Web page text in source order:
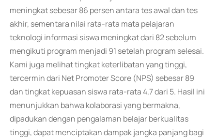
meningkat sebesar 86 persen antara tes awal dan tes
akhir, sementara nilai rata-rata mata pelajaran
teknologi informasi siswa meningkat dari 82 sebelum
mengikuti program menjadi 91 setelah program selesai.
Kami juga melihat tingkat keterlibatan yang tinggi,
tercermin dari Net Promoter Score (NPS) sebesar 89
dan tingkat kepuasan siswa rata-rata 4,7 dari 5. Hasil ini
menunjukkan bahwa kolaborasi yang bermakna,
dipadukan dengan pengalaman belajar berkualitas
tinggi, dapat menciptakan dampak jangka panjang bagi